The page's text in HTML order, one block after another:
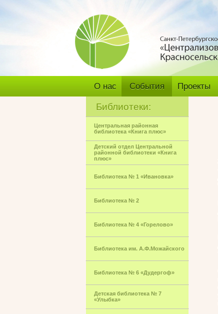
О нас События Проекты
Библиотеки:
Центральная районная
библиотека «Книга плюс»
Детский отдел Центральной
районной библиотеки «Книга
плюс»
Библиотека № 1 «Ивановка»
Библиотека № 2
Библиотека № 4 «Горелово»
Библиотека им. А.Ф.Можайского
Библиотека № 6 «Дудергоф»
Детская библиотека № 7
«Улыбка»